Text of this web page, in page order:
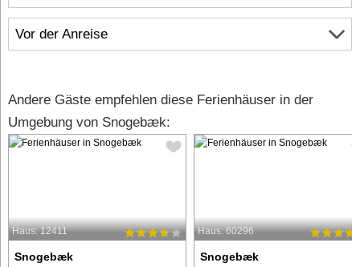
Vor der Anreise
Andere Gäste empfehlen diese Ferienhäuser in der
Umgebung von Snogebæk:
Haus: 12411
Snogebæk
Haus: 60296
Snogebæk